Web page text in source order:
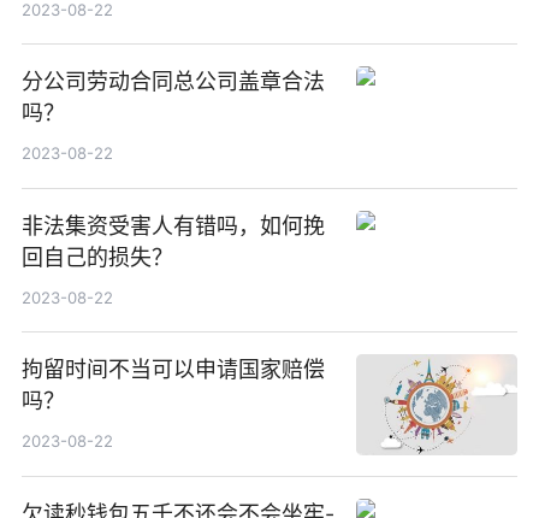
2023-08-22
分公司劳动合同总公司盖章合法
吗？
2023-08-22
非法集资受害人有错吗，如何挽
回自己的损失？
2023-08-22
拘留时间不当可以申请国家赔偿
吗？
2023-08-22